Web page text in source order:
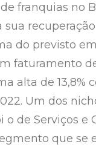
franquias no
sua
do previsto
faturamento de
alta de 13,8%
Um dos
o de Serviços e
que se